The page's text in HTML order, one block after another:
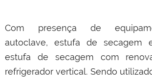
Com presença de
autoclave, estufa de secagem
estufa de secagem com
refrigerador vertical. Sendo